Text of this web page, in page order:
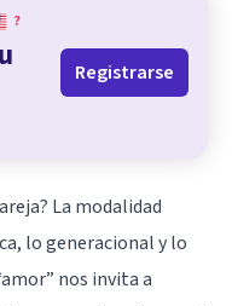
?
Registrarse
La modalidad
lo generacional y lo
nos invita a